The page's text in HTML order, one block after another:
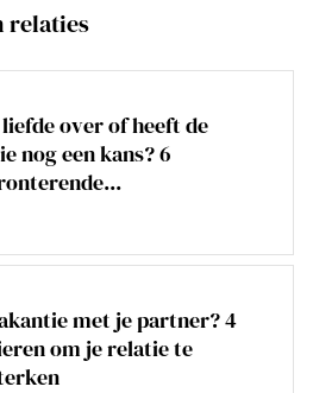
relaties
liefde over of heeft de
nog een kans? 6
met je partner? 4
om je relatie te